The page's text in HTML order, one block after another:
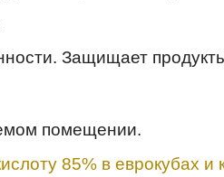
Защищает
помещении.
85% в еврокубах и